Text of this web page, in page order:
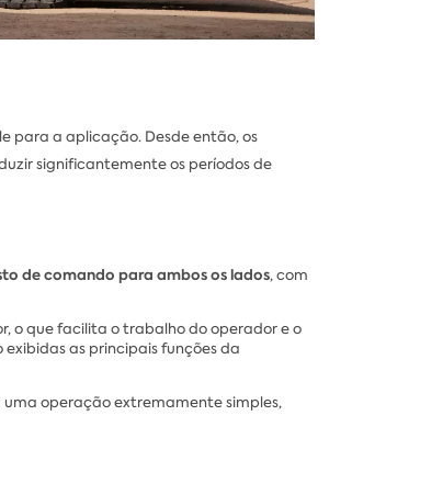
para a aplicação. Desde então, os
significantemente os períodos de
de comando para ambos os lados, com
o que facilita o trabalho do operador e o
as principais funções da
operação extremamente simples,